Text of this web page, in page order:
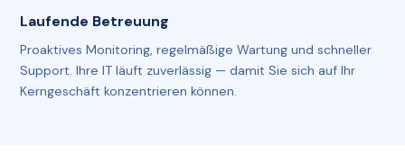
Laufende Betreuung
Proaktives Monitoring, regelmäßige Wartung und schneller
Support. Ihre IT läuft zuverlässig — damit Sie sich auf Ihr
Kerngeschäft konzentrieren können.